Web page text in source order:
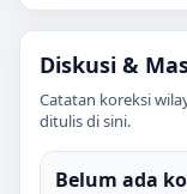
Diskusi &
Catatan koreksi
ditulis di sini.
Belum ada